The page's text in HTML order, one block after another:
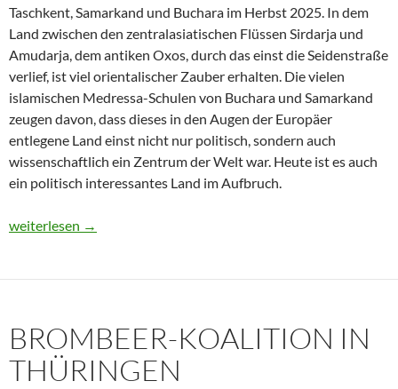
Taschkent, Samarkand und Buchara im Herbst 2025. In dem
Land zwischen den zentralasiatischen Flüssen Sirdarja und
Amudarja, dem antiken Oxos, durch das einst die Seidenstraße
verlief, ist viel orientalischer Zauber erhalten. Die vielen
islamischen Medressa-Schulen von Buchara und Samarkand
zeugen davon, dass dieses in den Augen der Europäer
entlegene Land einst nicht nur politisch, sondern auch
wissenschaftlich ein Zentrum der Welt war. Heute ist es auch
ein politisch interessantes Land im Aufbruch.
Usbekistan 2025: Unterwegs in einem Land im Aufbruch
weiterlesen →
BROMBEER-KOALITION IN
THÜRINGEN